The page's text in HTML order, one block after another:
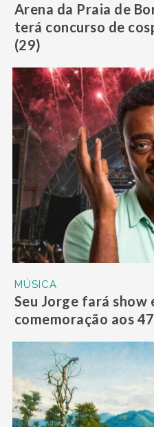
Arena da Praia de
terá concurso de
(29)
MÚSICA
Seu Jorge fará show
comemoração aos